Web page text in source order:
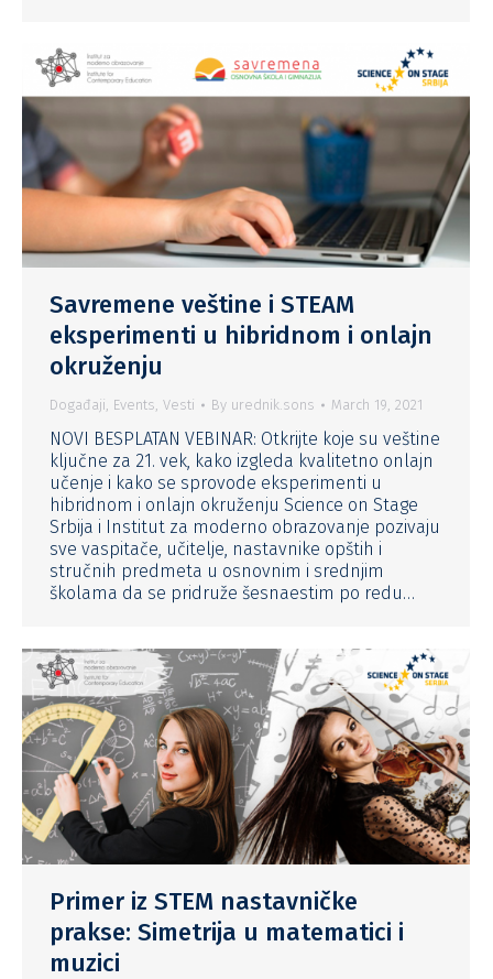
Savremene veštine i STEAM
eksperimenti u hibridnom i onlajn
okruženju
Događaji Events Vesti By urednik.sons March 19, 2021
NOVI BESPLATAN VEBINAR: Otkrijte koje su veštine
ključne za 21. vek, kako izgleda kvalitetno onlajn
učenje i kako se sprovode eksperimenti u
hibridnom i onlajn okruženju Science on Stage
Srbija i Institut za moderno obrazovanje pozivaju
sve vaspitače, učitelje, nastavnike opštih i
stručnih predmeta u osnovnim i srednjim
školama da se pridruže šesnaestim po redu…
Primer iz STEM nastavničke
prakse: Simetrija u matematici i
muzici